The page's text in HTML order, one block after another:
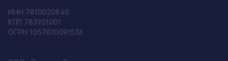
ИНН 7810020840
КПП 783901001
ОГРН 1057810091536